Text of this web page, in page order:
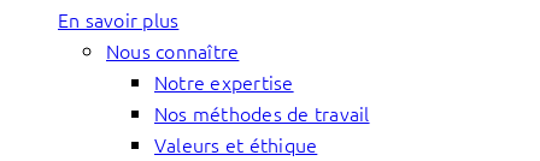
En savoir plus
Nous connaître
Notre expertise
Nos méthodes de travail
Valeurs et éthique